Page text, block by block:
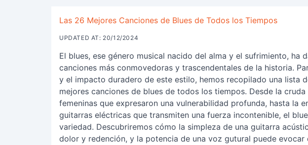
Las 26 Mejores Canciones de Blues de Todos los Tiempos
UPDATED AT: 20/12/2024
El blues, ese género musical nacido del alma y el sufrimiento, ha
canciones más conmovedoras y trascendentales de la historia.
y el impacto duradero de este estilo, hemos recopilado una lista
mejores canciones de blues de todos los tiempos. Desde la
femeninas que expresaron una vulnerabilidad profunda, hasta la
guitarras eléctricas que transmiten una fuerza incontenible, el
variedad. Descubriremos cómo la simpleza de una guitarra
dolor y redención, y la potencia de una voz gutural puede evocar